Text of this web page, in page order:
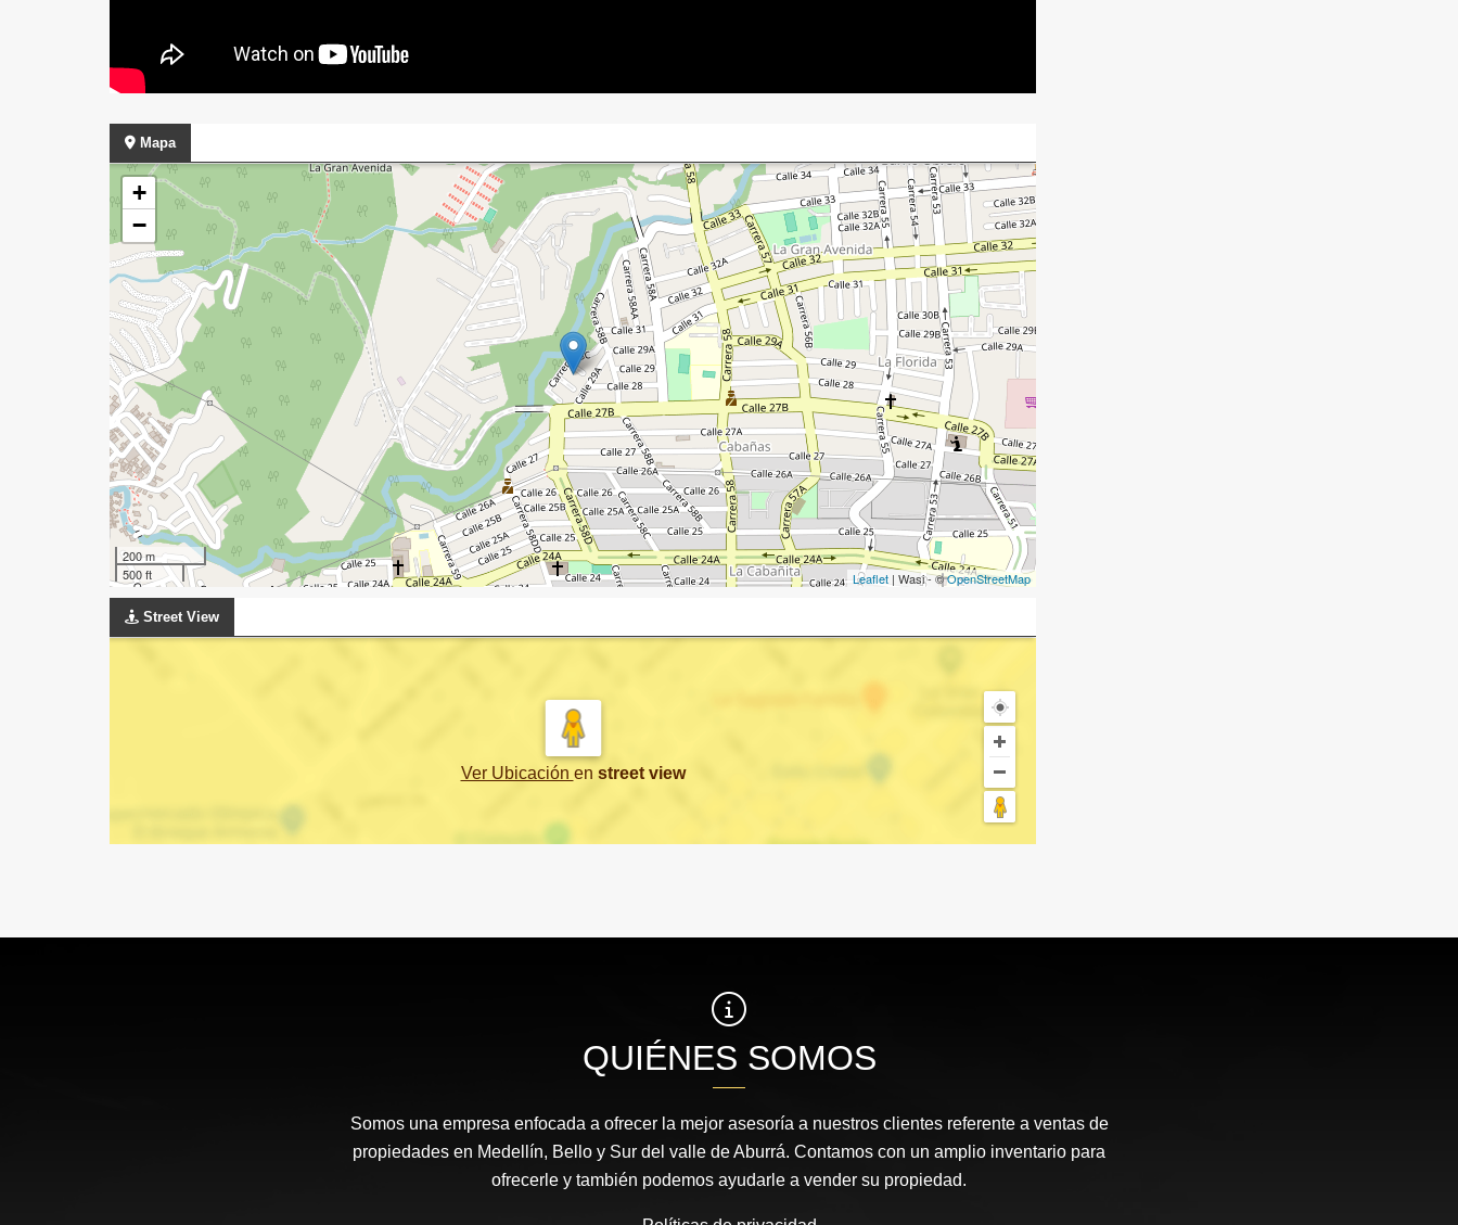
Mapa
+
−
200 m
500 ft
Leaflet | Wasi - ©OpenStreetMap
Street View
Ver Ubicación en street view
QUIÉNES SOMOS
Somos una empresa enfocada a ofrecer la mejor asesoría a nuestros clientes referente a ventas de
propiedades en Medellín, Bello y Sur del valle de Aburrá. Contamos con un amplio inventario para
ofrecerle y también podemos ayudarle a vender su propiedad.